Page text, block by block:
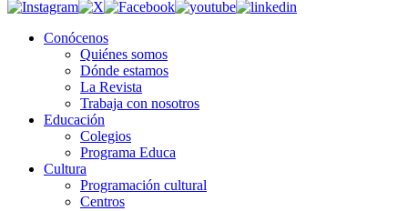
Conócenos
Quiénes somos
Dónde estamos
La Revista
Trabaja con nosotros
Educación
Colegios
Programa Educa
Cultura
Programación cultural
Centros